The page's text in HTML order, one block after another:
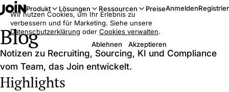
Produkt Lösungen Ressourcen PreiseAnmelden
Blog
Notizen zu Recruiting, Sourcing, KI und Compliance
vom Team, das Join entwickelt.
Highlights
Wir nutzen Cookies, um Ihr Erlebnis zu
verbessern und für Marketing. Siehe unsere
Datenschutzerklärung oder Cookies verwalten.
Ablehnen
Akzeptieren